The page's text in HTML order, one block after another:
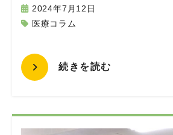
2024年7月12日
医療コラム
続きを読む